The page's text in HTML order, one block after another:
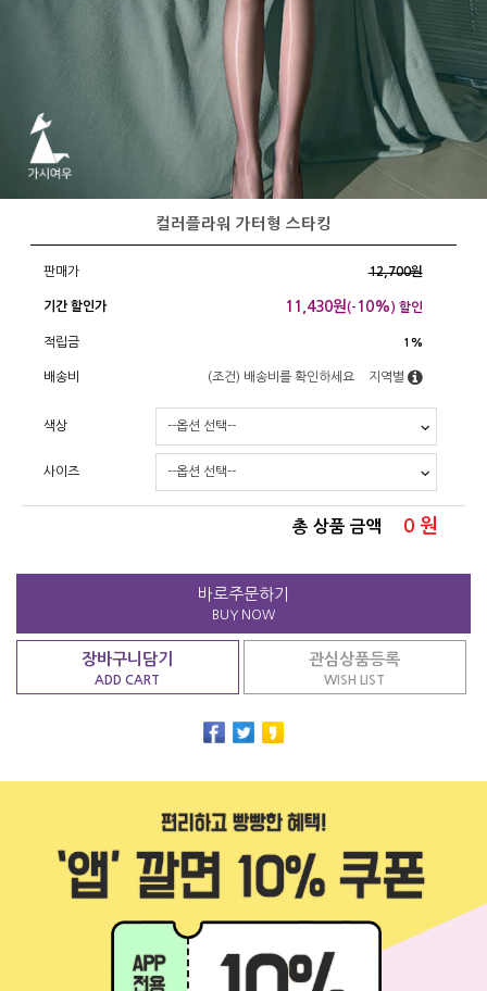
컬러플라워 가터형 스타킹
판매가 12,700원
기간 할인가 11,430원(- 10%) 할인
적립금 1%
배송비 (조건) 배송비를 확인하세요 지역별
색상
사이즈
총 상품 금액 0 원
바로주문하기
BUY NOW
장바구니담기
ADD CART
관심상품등록
WISH LIST